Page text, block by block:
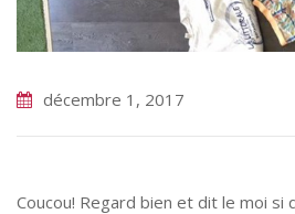
décembre 1, 2017
Coucou! Regard bien et dit le moi si